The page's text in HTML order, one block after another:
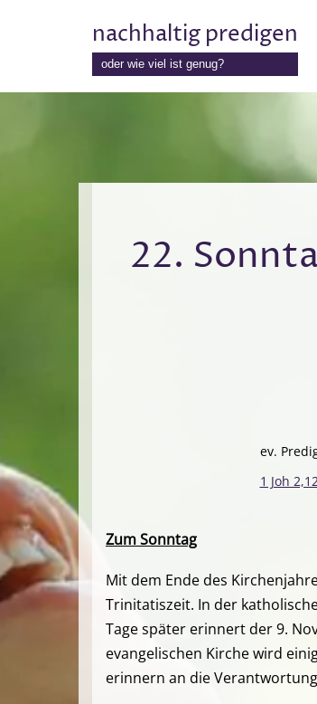
springen
nachhaltig predigen
oder wie viel ist genug?
22.
ev.
1 Joh
Zum Sonntag
Mit dem Ende des
Trinitatiszeit. In der
Tage später erinnert der 9.
evangelischen Kirche wird
erinnern an die